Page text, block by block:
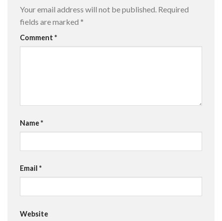
Your email address will not be published. Required
fields are marked *
Comment *
Name*
Email *
Website